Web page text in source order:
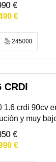
€
€
245000
CRDI
1.6 crdi 90cv
y muy
€
€